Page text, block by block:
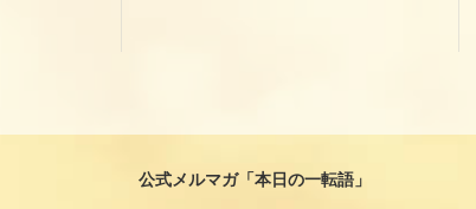
公式メルマガ「本日の一転語」